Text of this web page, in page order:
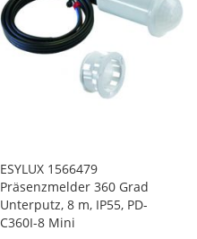
ESYLUX 1566479
Präsenzmelder 360 Grad
Unterputz, 8 m, IP55, PD-
C360I-8 Mini